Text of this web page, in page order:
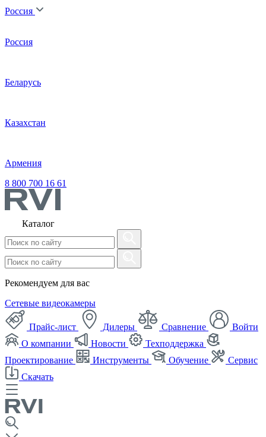
Россия
Россия
Беларусь
Казахстан
Армения
8 800 700 16 61
Каталог
Рекомендуем для вас
Сетевые видеокамеры
Прайс-лист Дилеры Сравнение
Войти
О компании
Новости
Техподдержка
Проектирование
Инструменты Обучение
Сервис
Скачать